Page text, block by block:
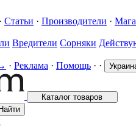
· Статьи · Производители ·
Вредители Сорняки
· Реклама · Помощь · ·
Каталог товаров
Найти